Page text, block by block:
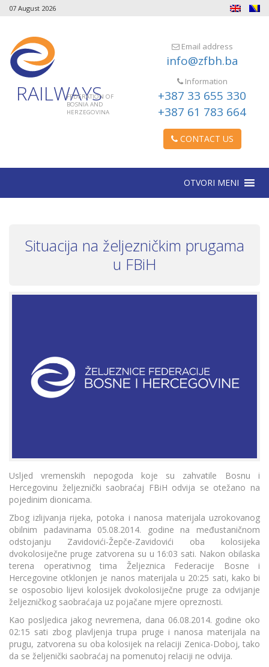
07 August 2026
RAILWAYS
FEDERATION OF
BOSNIA AND
HERZEGOVINA
Email address
info@zfbh.ba
Information
+387 33 655 330
+387 61 783 664
CONTACT US
OTVORI MENI
Situacija na željezničkim prugama
u FBiH
Usljed vremenskih nepogoda koje su zahvatile Bosnu i
Hercegovinu željeznički saobraćaj FBiH odvija se otežano na
pojedinim dionicama.
Zbog izlijvanja rijeka, potoka i nanosa materijala uzrokovanog
obilnim padavinama 05.08.2014. godine na međustaničnom
odstojanju Zavidovići-Žepče-Zavidovići oba kolosijeka
dvokolosiječne pruge zatvorena su u 16:03 sati. Nakon obilaska
terena operativnog tima Željeznica Federacije Bosne i
Hercegovine otklonjen je nanos materijala u 20:25 sati, kako bi
se osposobio lijevi kolosijek dvokolosiječne pruge za odvijanje
željezničkog saobraćaja uz pojačane mjere opreznosti.
Kao posljedica jakog nevremena, dana 06.08.2014. godine oko
02:15 sati zbog plavljenja trupa pruge i nanosa materijala na
prugu, zatvorena su oba kolosijek na relaciji Zenica-Doboj, tako
da se željenički saobraćaj na pomenutoj relaciji ne odvija.